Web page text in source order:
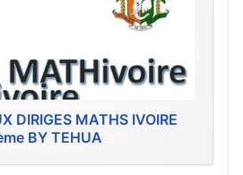
DIRIGES MATHS IVOIRE
BY TEHUA